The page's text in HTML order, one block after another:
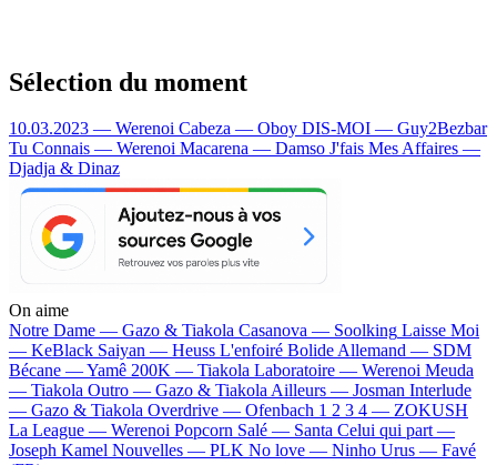
Sélection du moment
10.03.2023 — Werenoi Cabeza — Oboy DIS-MOI — Guy2Bezbar
Tu Connais — Werenoi Macarena — Damso J'fais Mes Affaires —
Djadja & Dinaz
On aime
Notre Dame — Gazo & Tiakola Casanova — Soolking Laisse Moi
— KeBlack Saiyan — Heuss L'enfoiré Bolide Allemand — SDM
Bécane —Yamê 200K — Tiakola Laboratoire — Werenoi Meuda
— Tiakola Outro — Gazo & TiakolaAilleurs — Josman Interlude
— Gazo & Tiakola Overdrive — Ofenbach 1 2 3 4 — ZOKUSH
La League — Werenoi Popcorn Salé — Santa Celui qui part —
Joseph Kamel Nouvelles — PLK No love — Ninho Urus — Favé